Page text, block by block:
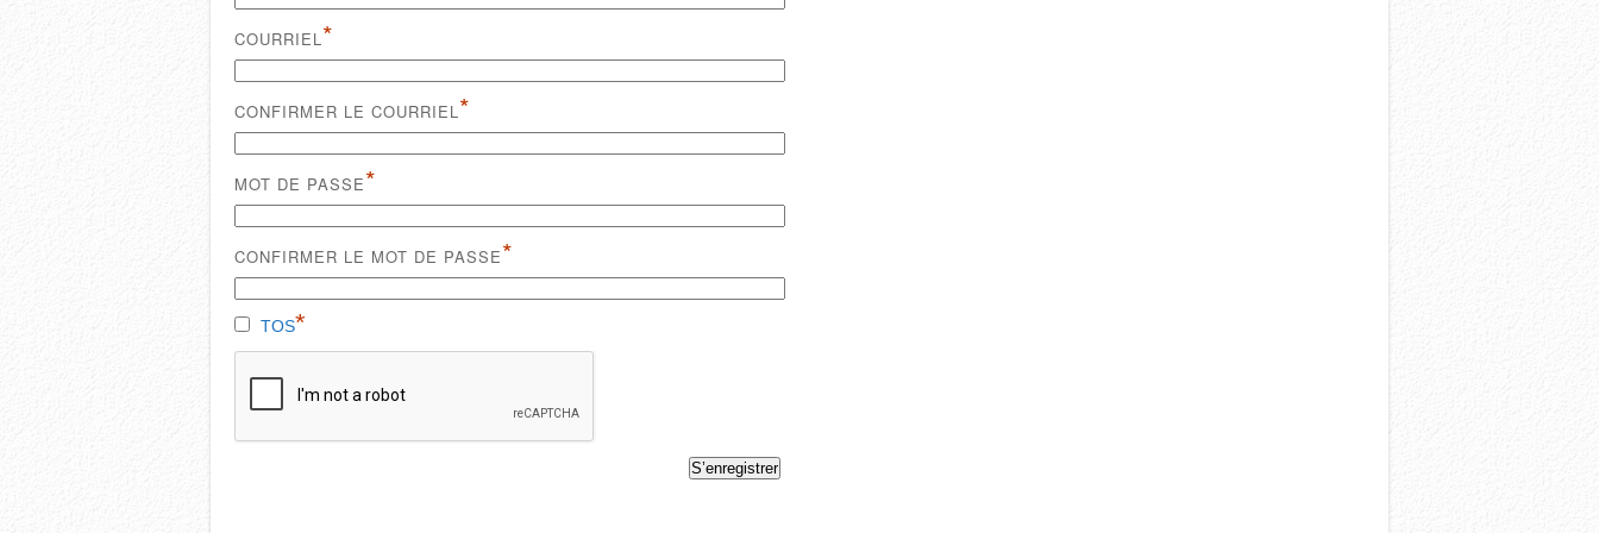
COURRIEL *
CONFIRMER LE COURRIEL *
MOT DE PASSE*
CONFIRMER LE MOT DE PASSE*
TOS*